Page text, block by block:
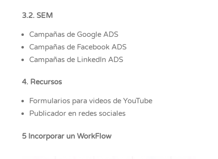
3.2. SEM
Campañas de Google ADS
Campañas de Facebook ADS
Campañas de LinkedIn ADS
4. Recursos
Formularios para videos de YouTube
Publicador en redes sociales
5 Incorporar un WorkFlow